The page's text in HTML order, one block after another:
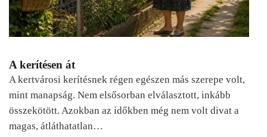
A kerítésen át
A kertvárosi kerítésnek régen egészen más szerepe volt,
mint manapság. Nem elsősorban elválasztott, inkább
összekötött. Azokban az időkben még nem volt divat a
magas, átláthatatlan…